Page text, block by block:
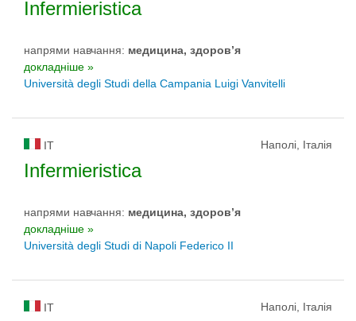
Infermieristica
напрями навчання: медицина, здоров’я
докладніше »
Università degli Studi della Campania Luigi Vanvitelli
IT Наполі, Італія
Infermieristica
напрями навчання: медицина, здоров’я
докладніше »
Università degli Studi di Napoli Federico II
IT Наполі, Італія